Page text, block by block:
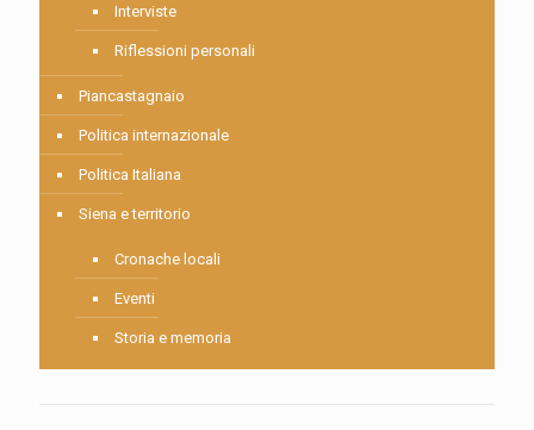
Interviste
Riflessioni personali
Piancastagnaio
Politica internazionale
Politica Italiana
Siena e territorio
Cronache locali
Eventi
Storia e memoria